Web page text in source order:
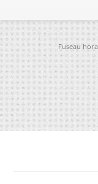
Fuseau